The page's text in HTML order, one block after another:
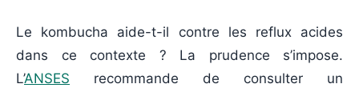
Le kombucha aide-t-il contre les reflux acides
dans ce contexte ? La prudence s’impose.
L’ANSES recommande de consulter un